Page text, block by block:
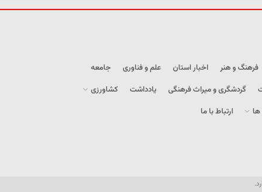
فرهنگ و هنر اخبار استان علم و فناوری
جامعه
گردشگری و میراث فرهنگی یادداشت
کشاورزی
ارتباط با ما